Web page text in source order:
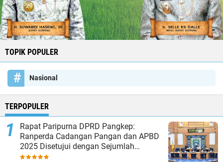
TOPIK POPULER
Nasional
TERPOPULER
Rapat Paripurna DPRD Pangkep:
Ranperda Cadangan Pangan dan APBD
2025 Disetujui dengan Sejumlah
Catatan